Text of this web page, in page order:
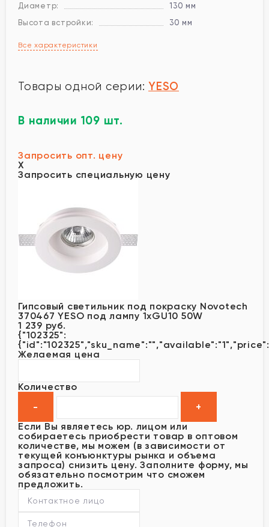
Диаметр:
130 мм
Высота встройки:
30 мм
Все характеристики
Товары одной серии: YESO
В наличии 109 шт.
Запросить опт. цену
X
Запросить специальную цену
Гипсовый светильник под покраску Novotech
370467 YESO под лампу 1xGU10 50W
1 239 руб.
{"102325":
Желаемая цена
Количество
Если Вы являетесь юр. лицом или
собираетесь приобрести товар в оптовом
количестве, мы можем (в зависимости от
текущей конъюнктуры рынка и объема
запроса) снизить цену. Заполните форму, мы
обязательно посмотрим что сможем
предложить.